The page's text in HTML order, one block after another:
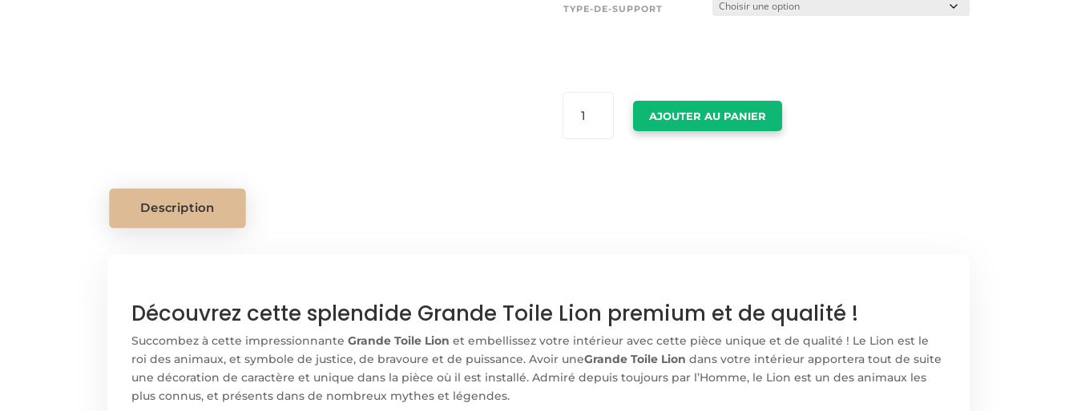
TYPE-DE-SUPPORT
AJOUTER AU PANIER
Description
Découvrez cette splendide Grande Toile Lion premium et de qualité !
Succombez à cette impressionnanteGrande Toile Lion et embellissez votre intérieur avec cette pièce unique et de qualité ! Le Lion est le
roi des animaux, et symbole de justice, de bravoure et de puissance. Avoir uneGrande Toile Lion dans votre intérieur apportera tout de suite
une décoration de caractère et unique dans la pièce où il est installé. Admiré depuis toujours par l’Homme, le Lion est un des animaux les
plus connus, et présents dans de nombreux mythes et légendes.